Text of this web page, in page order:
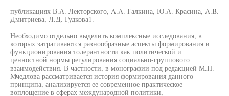
публикациях В.А. Лекторского, A.A. Галкина, Ю.А. Красина, A.B.
Дмитриева, Л.Д. Гудкова1.
Необходимо отдельно выделить комплексные исследования, в
которых затрагиваются разнообразные аспекты формирования и
функционирования толерантности как политической и
ценностной нормы регулирования социально-группового
взаимодействия. В частности, в монографии под редакцией М.П.
Мчедлова рассматривается история формирования данного
принципа, анализируется ее современное практическое
воплощение в сферах международной политики,